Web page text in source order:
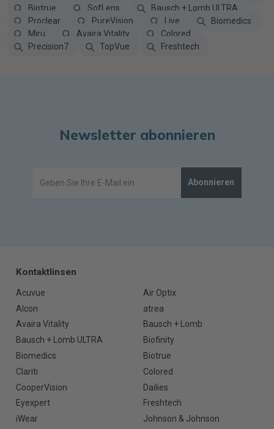
Biotrue
SofLens
Bausch + Lomb ULTRA
Proclear
PureVision Live
Biomedics
Miru
Avaira Vitality
Colored
Precision7
TopVue Freshtech
Newsletter abonnieren
Abonnieren
Kontaktlinsen
Acuvue
Air Optix
Alcon
atrea
Avaira Vitality
Bausch + Lomb
Bausch + Lomb ULTRA
Biofinity
Biomedics
Biotrue
Clariti
Colored
CooperVision
Dailies
Eyexpert
Freshtech
iWear
Johnson & Johnson